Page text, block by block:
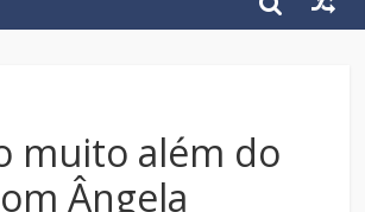
muito além do
Ângela